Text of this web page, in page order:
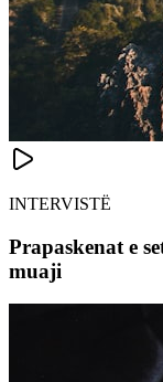
INTERVISTË
Prapaskenat e
muaji